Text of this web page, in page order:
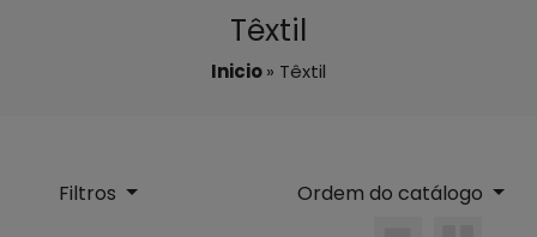
Têxtil
Inicio» Têxtil
Filtros Ordem do catálogo